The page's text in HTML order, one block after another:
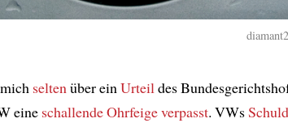
seltenüber einUrteildes
eine schallende Ohrfeige verpasst. VWsSchuld